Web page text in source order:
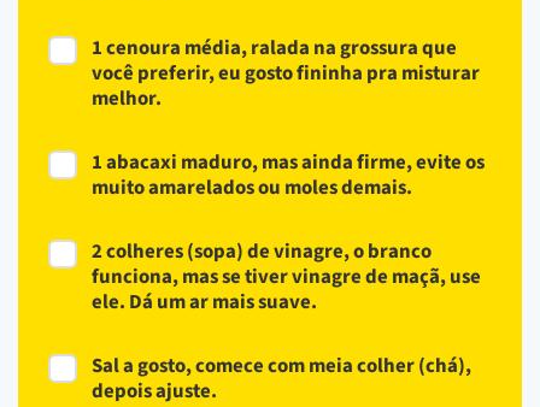
1 cenoura média, ralada na grossura que
você preferir, eu gosto fininha pra misturar
melhor.
1 abacaxi maduro, mas ainda firme, evite os
muito amarelados ou moles demais.
2 colheres (sopa) de vinagre, o branco
funciona, mas se tiver vinagre de maçã, use
ele. Dá um ar mais suave.
Sal a gosto, comece com meia colher (chá),
depois ajuste.